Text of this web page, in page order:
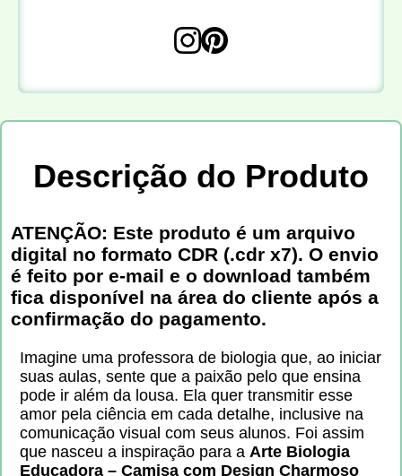
Descrição do Produto
ATENÇÃO: Este produto é um arquivo
digital no formato CDR (.cdr x7). O envio
é feito por e-mail e o download também
fica disponível na área do cliente após a
confirmação do pagamento.
Imagine uma professora de biologia que, ao iniciar
suas aulas, sente que a paixão pelo que ensina
pode ir além da lousa. Ela quer transmitir esse
amor pela ciência em cada detalhe, inclusive na
comunicação visual com seus alunos. Foi assim
que nasceu a inspiração para a Arte Biologia
Educadora – Camisa com Design Charmoso